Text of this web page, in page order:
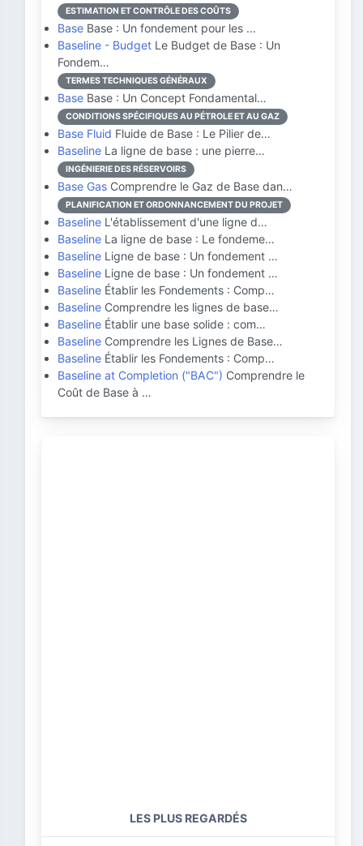
ESTIMATION ET CONTRÔLE DES COÛTS
Base Base : Un fondement pour les …
Baseline - Budget Le Budget de Base : Un
Fondem…
TERMES TECHNIQUES GÉNÉRAUX
Base Base : Un Concept Fondamental…
CONDITIONS SPÉCIFIQUES AU PÉTROLE ET AU GAZ
Base Fluid Fluide de Base : Le Pilier de…
Baseline La ligne de base : une pierre…
INGÉNIERIE DES RÉSERVOIRS
Base Gas Comprendre le Gaz de Base dan…
PLANIFICATION ET ORDONNANCEMENT DU PROJET
Baseline L'établissement d'une ligne d…
Baseline La ligne de base : Le fondeme…
Baseline Ligne de base : Un fondement …
Baseline Ligne de base : Un fondement …
Baseline Établir les Fondements : Comp…
Baseline Comprendre les lignes de base…
Baseline Établir une base solide : com…
Baseline Comprendre les Lignes de Base…
Baseline Établir les Fondements : Comp…
Baseline at Completion ("BAC") Comprendre le
Coût de Base à …
LES PLUS REGARDÉS